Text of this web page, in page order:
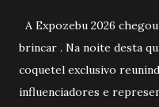
A Expozebu 2026
brincar . Na noite desta
coquetel exclusivo
influenciadores e